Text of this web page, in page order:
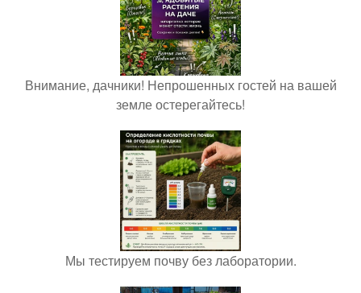
Внимание, дачники! Непрошенных гостей на вашей
земле остерегайтесь!
Мы тестируем почву без лаборатории.